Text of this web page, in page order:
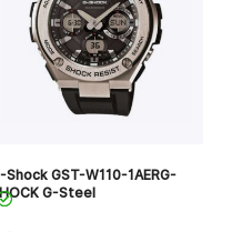
Shock GST-W110-1AERG-
G-Steel